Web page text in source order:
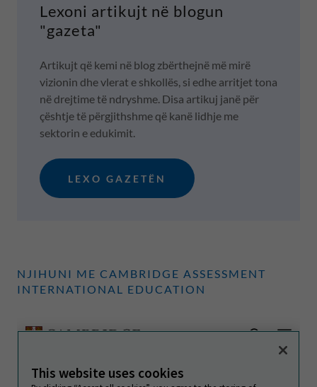
Lexoni artikujt në blogun
"gazeta"
Artikujt që kemi në blog zbërthejnë më mirë
vizionin dhe vlerat e shkollës, si edhe arritjet tona
në drejtime të ndryshme. Disa artikuj janë për
çështje të përgjithshme që kanë lidhje me
sektorin e edukimit.
LEXO GAZETËN
NJIHUNI ME CAMBRIDGE ASSESSMENT
INTERNATIONAL EDUCATION